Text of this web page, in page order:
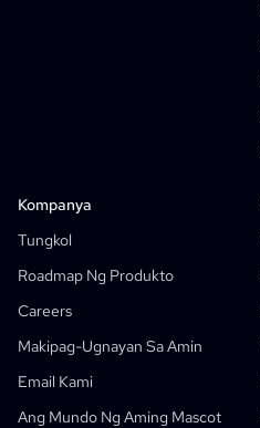
Kompanya
Tungkol
Roadmap Ng Produkto
Careers
Makipag-Ugnayan Sa Amin
Email Kami
Ang Mundo Ng Aming Mascot
Camera Angle Control
AI Background Generator
AI Image Style Transfer
AI Pose Generator
AI Character Generator
AI Character Design
AI Anime Generator